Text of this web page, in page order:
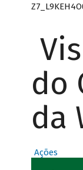
do
da
Ações